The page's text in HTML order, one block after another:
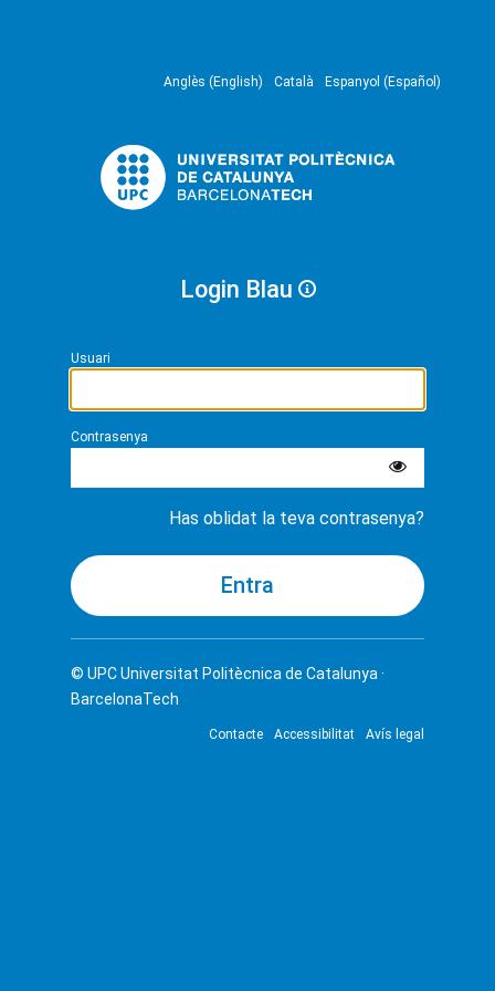
Anglès (English) Català Espanyol (Español)
Login Blau
Usuari
Contrasenya
Has oblidat la teva contrasenya?
© UPCUniversitat Politècnica de Catalunya ·
BarcelonaTech
Contacte Accessibilitat Avís legal